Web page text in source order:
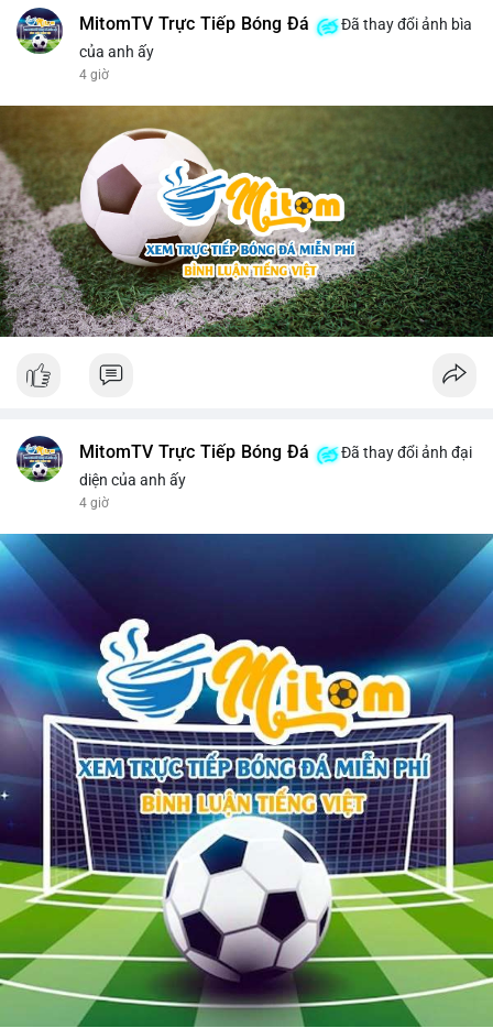
MitomTV Trực Tiếp Bóng Đá
Đã thay đổi ảnh bìa
của anh ấy
4 giờ
MitomTV Trực Tiếp Bóng Đá
Đã thay đổi ảnh đại
diện của anh ấy
4 giờ